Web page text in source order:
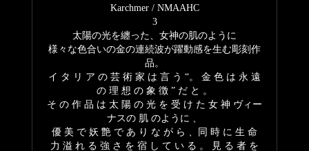
Karchmer / NMAAHC
3
太陽の光を纏った、女神の肌のように
様々な色合いの金の連続波が躍動感を生む彫刻作
品。
イ タ リ ア の 芸 術 家 は 言 う “。 金 色 は 永 遠
の 理 想 の 象 徴 ” だ と 。
そ の 作 品 は 太 陽 の 光 を 受 け た 女 神 ヴィー
ナスの 肌 のように 、
優 美 で 妖 艶 で あ り な が ら 、同 時 に 生 命
力 溢 れ る 強 さ を 宿 し て い る 。 見 る 者 を